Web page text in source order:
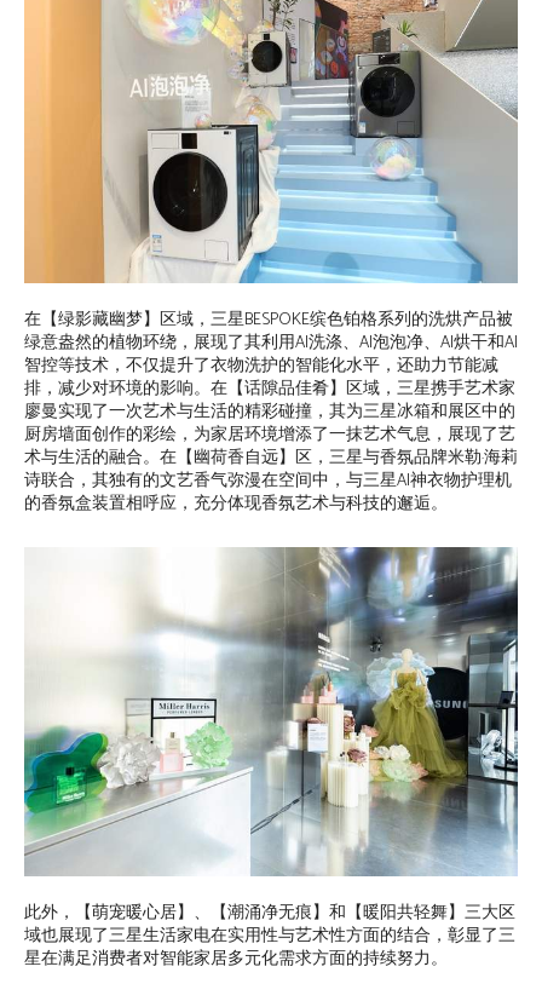
在【绿影藏幽梦】区域，三星BESPOKE缤色铂格系列的洗烘产品被
绿意盎然的植物环绕，展现了其利用AI洗涤、AI泡泡净、AI烘干和AI
智控等技术，不仅提升了衣物洗护的智能化水平，还助力节能减
排，减少对环境的影响。在【话隙品佳肴】区域，三星携手艺术家
廖曼实现了一次艺术与生活的精彩碰撞，其为三星冰箱和展区中的
厨房墙面创作的彩绘，为家居环境增添了一抹艺术气息，展现了艺
术与生活的融合。在【幽荷香自远】区，三星与香氛品牌米勒·海莉
诗联合，其独有的文艺香气弥漫在空间中，与三星AI神衣物护理机
的香氛盒装置相呼应，充分体现香氛艺术与科技的邂逅。
此外，【萌宠暖心居】、【潮涌净无痕】和【暖阳共轻舞】三大区
域也展现了三星生活家电在实用性与艺术性方面的结合，彰显了三
星在满足消费者对智能家居多元化需求方面的持续努力。